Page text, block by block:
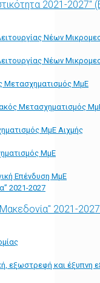
2021-
Νέων
Νέων
Μετασχηματισμός ΜμΕ
Μετασχηματισμός
ΜμΕ Αιχμής
ΜμΕ
Επένδυση ΜμΕ
2021-2027
2021-2027
εξωστρεφή και έξυπνη